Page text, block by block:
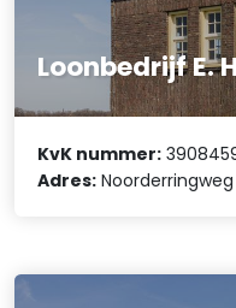
Loonbedrijf E.
KvK nummer:
Adres: Noorderringweg